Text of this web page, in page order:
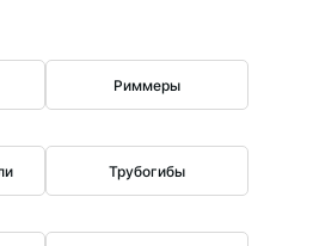
Риммеры
Трубогибы